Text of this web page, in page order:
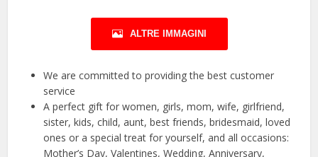
ALTRE IMMAGINI
We are committed to providing the best customer
service
A perfect gift for women, girls, mom, wife, girlfriend,
sister, kids, child, aunt, best friends, bridesmaid, loved
ones or a special treat for yourself, and all occasions:
Mother’s Day, Valentines, Wedding, Anniversary,